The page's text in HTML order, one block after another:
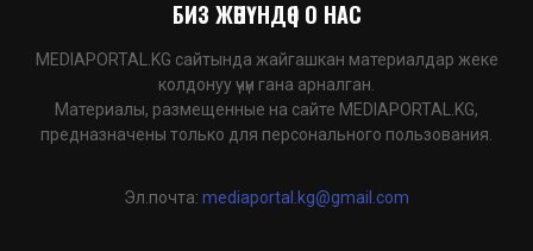
БИЗ ЖӨНҮНДӨ | О НАС
MEDIAPORTAL.KG сайтында жайгашкан материалдар жеке
колдонуу үчүн гана арналган.
Материалы, размещенные на сайте MEDIAPORTAL.KG,
предназначены только для персонального пользования.
Эл.почта: mediaportal.kg@gmail.com